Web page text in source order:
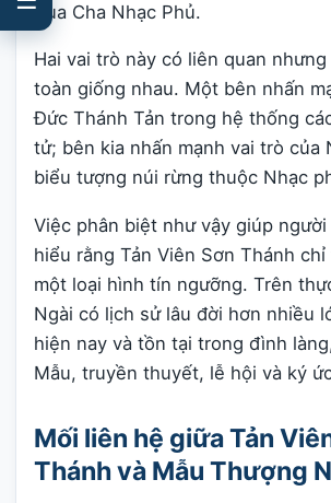
Vua Cha Nhạc Phủ.
Hai vai trò này có liên quan
toàn giống nhau. Một bên nhấn
Đức Thánh Tản trong hệ thống
tử; bên kia nhấn mạnh vai trò của
biểu tượng núi rừng thuộc Nhạc
Việc phân biệt như vậy giúp
hiểu rằng Tản Viên Sơn Thánh
một loại hình tín ngưỡng. Trên
Ngài có lịch sử lâu đời hơn nhiều
hiện nay và tồn tại trong đình
Mẫu, truyền thuyết, lễ hội và ký
Mối liên hệ giữa Tản
Thánh và Mẫu Thượng